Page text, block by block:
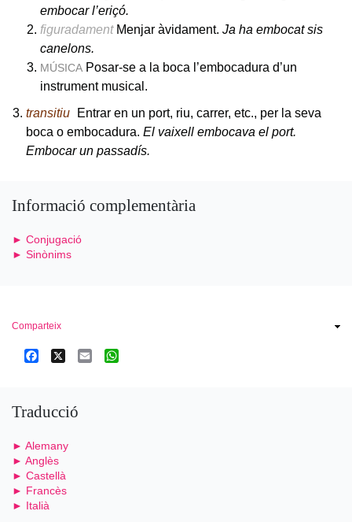
embocar l’eriçó.
figuradamentMenjar àvidament. Ja ha embocat sis
canelons.
MÚSICA Posar-se a la boca l’embocadura d’un
instrument musical.
transitiu
Entrar en un port, riu, carrer, etc., per la seva
boca o embocadura. El vaixell embocava el port.
Embocar un passadís.
Informació complementària
► Conjugació
► Sinònims
Comparteix
Facebook Email
Traducció
► Alemany
► Anglès
► Castellà
► Francès
► Italià